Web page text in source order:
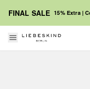
FINAL SALE 15% Extra |